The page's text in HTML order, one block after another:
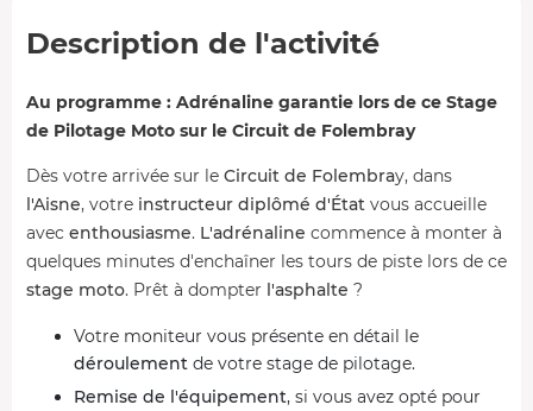
Description de l'activité
Au programme : Adrénaline garantie lors de ce Stage
de Pilotage Moto sur le Circuit de Folembray
Dès votre arrivée sur le Circuit de Folembray, dans
l'Aisne, votre instructeur diplômé d'État vous accueille
avec enthousiasme. L'adrénaline commence à monter à
quelques minutes d'enchaîner les tours de piste lors de ce
stage moto. Prêt à dompter l'asphalte ?
Votre moniteur vous présente en détail le
déroulement de votre stage de pilotage.
Remise de l'équipement, si vous avez opté pour